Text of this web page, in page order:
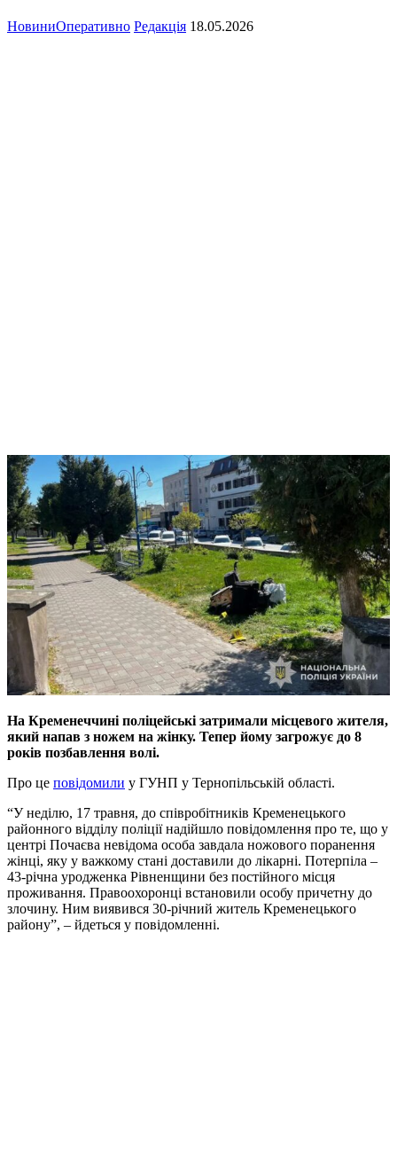
НовиниОперативно Редакція 18.05.2026
На Кременеччині поліцейські затримали місцевого жителя,
який напав з ножем на жінку. Тепер йому загрожує до 8
років позбавлення волі.
Про це повідомили у ГУНП у Тернопільській області.
“У неділю, 17 травня, до співробітників Кременецького
районного відділу поліції надійшло повідомлення про те, що у
центрі Почаєва невідома особа завдала ножового поранення
жінці, яку у важкому стані доставили до лікарні. Потерпіла –
43-річна уродженка Рівненщини без постійного місця
проживання. Правоохоронці встановили особу причетну до
злочину. Ним виявився 30-річний житель Кременецького
району”, – йдеться у повідомленні.